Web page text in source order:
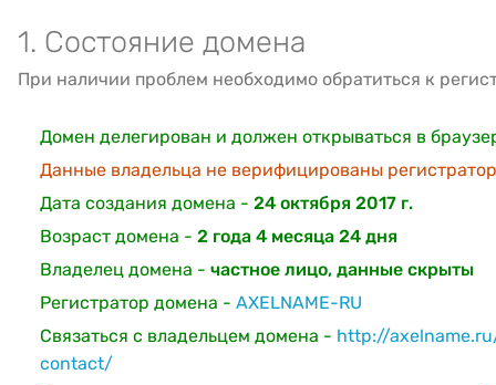
1. Состояние домена
При наличии проблем необходимо обратиться к
Домен делегирован и должен открываться в
Данные владельца не верифицированы
Дата создания домена - 24 октября 2017 г.
Возраст домена - 2 года 4 месяца 24 дня
Владелец домена - частное лицо, данные скрыты
Регистратор домена - AXELNAME-RU
Связаться с владельцем домена - http://
contact/